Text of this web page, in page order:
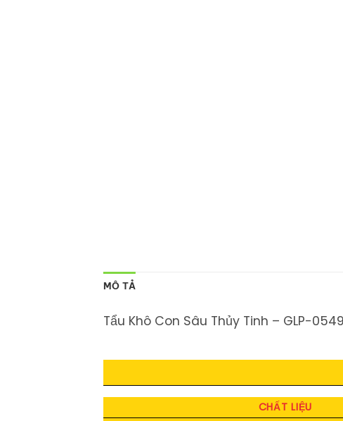
MÔ TẢ
Tẩu Khô Con Sâu Thủy Tinh – GLP-0549
CHẤT LIỆU